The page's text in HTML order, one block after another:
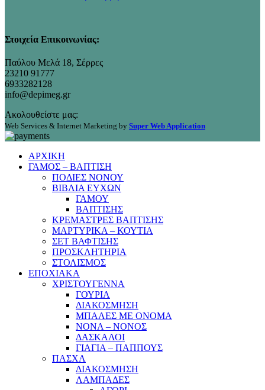
Στοιχεία Επικοινωνίας:
Παύλου Μελά 18, Σέρρες
23210 91777
6933282128
info@depimeg.gr
Ακολουθείστε μας:
Web Services & Internet Marketing by Super Web Application
ΑΡΧΙΚΗ
ΓΑΜΟΣ – ΒΑΠΤΙΣΗ
ΠΟΔΙΕΣ ΝΟΝΟΥ
ΒΙΒΛΙΑ ΕΥΧΩΝ
ΓΑΜΟΥ
ΒΑΠΤΙΣΗΣ
ΚΡΕΜΑΣΤΡΕΣ ΒΑΠΤΙΣΗΣ
ΜΑΡΤΥΡΙΚΑ – ΚΟΥΤΙΑ
ΣΕΤ ΒΑΦΤΙΣΗΣ
ΠΡΟΣΚΛΗΤΗΡΙΑ
ΣΤΟΛΙΣΜΟΣ
ΕΠΟΧΙΑΚΑ
ΧΡΙΣΤΟΥΓΕΝΝΑ
ΓΟΥΡΙΑ
ΔΙΑΚΟΣΜΗΣΗ
ΜΠΑΛΕΣ ΜΕ ΟΝΟΜΑ
ΝΟΝΑ – ΝΟΝΟΣ
ΔΑΣΚΑΛΟΙ
ΓΙΑΓΙΑ – ΠΑΠΠΟΥΣ
ΠΑΣΧΑ
ΔΙΑΚΟΣΜΗΣΗ
ΛΑΜΠΑΔΕΣ